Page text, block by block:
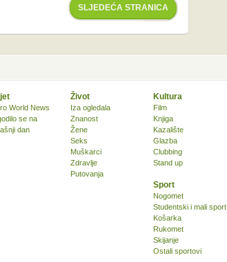
SLJEDEĆA STRANICA
World News
se na
dan
Život
Iza ogledala
Znanost
Žene
Seks
Muškarci
Zdravlje
Putovanja
Kultura
Film
Knjiga
Kazalište
Glazba
Clubbing
Stand up
Sport
Nogomet
Studentski i mali sport
Košarka
Rukomet
Skijanje
Ostali sportovi